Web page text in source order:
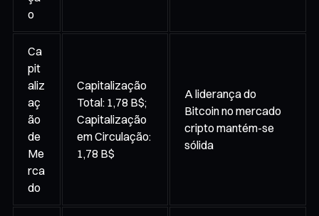
o
Ca
pit
aliz
aç
ão
de
Me
rca
do
Capitalização
Total: 1,78 B$;
Capitalização
em Circulação:
1,78 B$
A liderança do
Bitcoin no mercado
cripto mantém-se
sólida